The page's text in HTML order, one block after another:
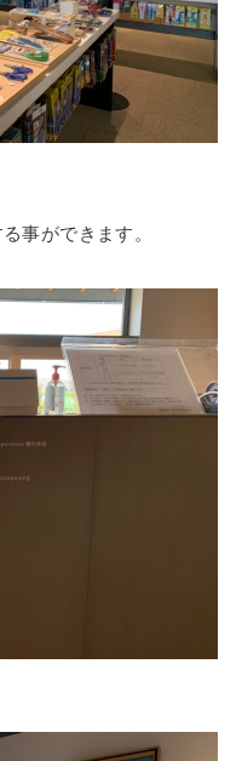
事ができます。